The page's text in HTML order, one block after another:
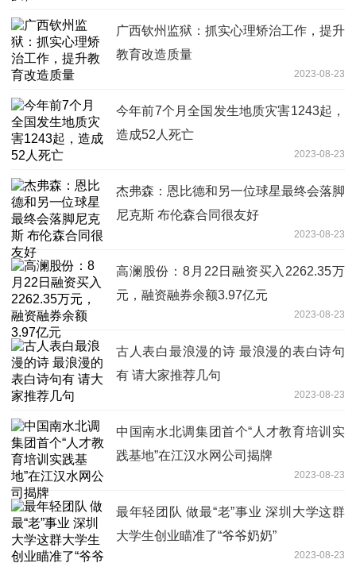
广西钦州监狱：抓实心理矫治工作，提升
教育改造质量
2023-08-23
今年前7个月全国发生地质灾害1243起，
造成52人死亡
2023-08-23
杰弗森：恩比德和另一位球星最终会落脚
尼克斯 布伦森合同很友好
2023-08-23
高澜股份：8月22日融资买入2262.35万
元，融资融券余额3.97亿元
2023-08-23
古人表白最浪漫的诗 最浪漫的表白诗句
有 请大家推荐几句
2023-08-23
中国南水北调集团首个“人才教育培训实
践基地”在江汉水网公司揭牌
2023-08-23
最年轻团队 做最“老”事业 深圳大学这群
大学生创业瞄准了“爷爷奶奶”
2023-08-23